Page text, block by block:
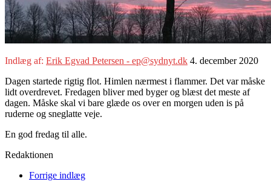
Indlæg af: Erik Egvad Petersen - ep@sydnyt.dk 4. december 2020
Dagen startede rigtig flot. Himlen nærmest i flammer. Det var måske
lidt overdrevet. Fredagen bliver med byger og blæst det meste af
dagen. Måske skal vi bare glæde os over en morgen uden is på
ruderne og sneglatte veje.
En god fredag til alle.
Redaktionen
Forrige indlæg